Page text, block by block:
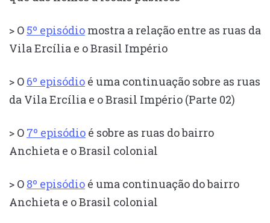
> O 5º episódio mostra a relação entre as ruas da
Vila Ercília e o Brasil Império
> O 6º episódio é uma continuação sobre as ruas
da Vila Ercília e o Brasil Império (Parte 02)
> O 7º episódio é sobre as ruas do bairro
Anchieta e o Brasil colonial
> O 8º episódio é uma continuação do bairro
Anchieta e o Brasil colonial